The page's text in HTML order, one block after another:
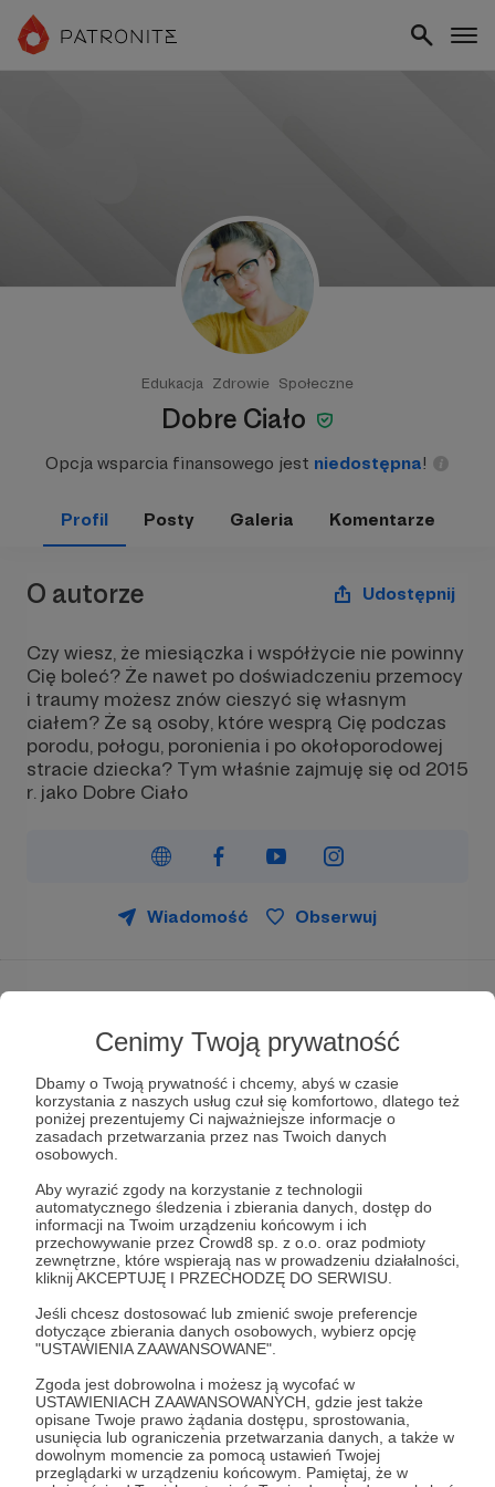
Cenimy Twoją prywatność
Dbamy o Twoją prywatność i chcemy, abyś w czasie
korzystania z naszych usług czuł się komfortowo, dlatego też
poniżej prezentujemy Ci najważniejsze informacje o
zasadach przetwarzania przez nas Twoich danych
osobowych.
Aby wyrazić zgody na korzystanie z technologii
automatycznego śledzenia i zbierania danych, dostęp do
informacji na Twoim urządzeniu końcowym i ich
przechowywanie przez Crowd8 sp. z o.o. oraz podmioty
zewnętrzne, które wspierają nas w prowadzeniu działalności,
kliknij AKCEPTUJĘ I PRZECHODZĘ DO SERWISU.
Jeśli chcesz dostosować lub zmienić swoje preferencje
dotyczące zbierania danych osobowych, wybierz opcję
"USTAWIENIA ZAAWANSOWANE".
Zgoda jest dobrowolna i możesz ją wycofać w
USTAWIENIACH ZAAWANSOWANYCH, gdzie jest także
opisane Twoje prawo żądania dostępu, sprostowania,
usunięcia lub ograniczenia przetwarzania danych, a także w
dowolnym momencie za pomocą ustawień Twojej
przeglądarki w urządzeniu końcowym. Pamiętaj, że w
Edukacja Zdrowie Społeczne
Dobre Ciało
Opcja wsparcia finansowego jest niedostępna!
Profil Posty Galeria Komentarze
O autorze Udostępnij
Czy wiesz, że miesiączka i współżycie nie powinny
Cię boleć? Że nawet po doświadczeniu przemocy
i traumy możesz znów cieszyć się własnym
ciałem? Że są osoby, które wesprą Cię podczas
porodu, połogu, poronienia i po okołoporodowej
stracie dziecka? Tym właśnie zajmuję się od 2015
r. jako Dobre Ciało
Wiadomość Obserwuj
Cześć,
Nazywam się Kamila Raczyńska-Chomyn, jestem
edukatorką seksualną oraz menstruacyjną, doulą
(towarzyszką kobiet w okresie okołoporodowym),
instruktorką treningu mięśni dna miednicy,
masażystką kobiet i osobą wspierającą w żałobie
po poronieniu oraz okołoporodowej stracie
dziecka.
Jestem autorką projektuDobre Ciało, który
realizuję od 2015 roku. Znajdziesz mnie również
naFacebookui Instagramie.
Jestem również współautorką dwóch książek:
"Dziwki, zdziry, szmaty. Opowieści o slut-
Aleksandrą Nowak dla Wyd. Czarna Owca,
Warszawa 2021.
„Ona. Zdrowie, seksualność, ćwiczenia
mięśni dna miednicy”napisanej wraz z